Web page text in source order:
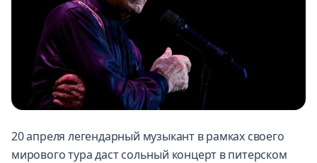
20 апреля легендарный музыкант в рамках своего
мирового тура даст сольный концерт в питерском